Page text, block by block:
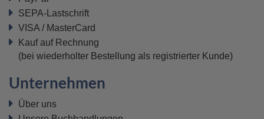
SEPA-Lastschrift
VISA / MasterCard
Kauf auf Rechnung
(bei wiederholter Bestellung als registrierter Kunde)
Unternehmen
Über uns